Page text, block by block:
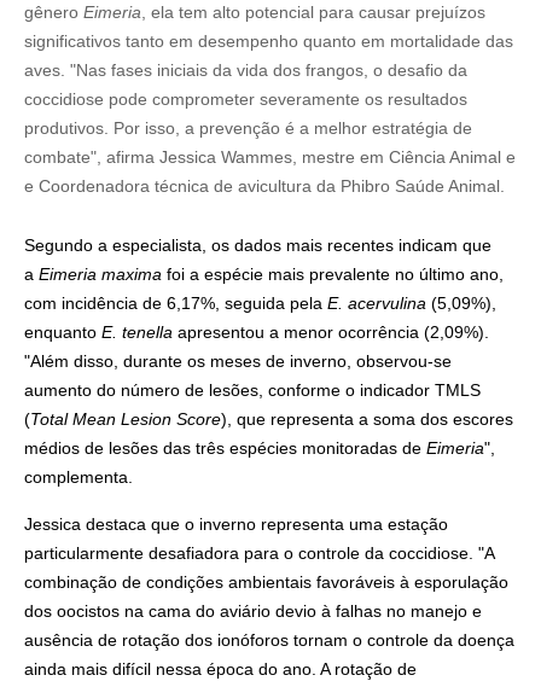
gênero Eimeria , ela tem alto potencial para causar prejuízos
significativos tanto em desempenho quanto em mortalidade das
aves. "Nas fases iniciais da vida dos frangos, o desafio da
coccidiose pode comprometer severamente os resultados
produtivos. Por isso, a prevenção é a melhor estratégia de
combate", afirma Jessica Wammes, mestre em Ciência Animal e
e Coordenadora técnica de avicultura da Phibro Saúde Animal.
Segundo a especialista, os dados mais recentes indicam que
a Eimeria maxima foi a espécie mais prevalente no último ano,
com incidência de 6,17%, seguida pela E. acervulina (5,09%),
enquanto E. tenella apresentou a menor ocorrência (2,09%).
"Além disso, durante os meses de inverno, observou-se
aumento do número de lesões, conforme o indicador TMLS
(Total Mean Lesion Score), que representa a soma dos escores
médios de lesões das três espécies monitoradas de Eimeria",
complementa.
Jessica destaca que o inverno representa uma estação
particularmente desafiadora para o controle da coccidiose. "A
combinação de condições ambientais favoráveis à esporulação
dos oocistos na cama do aviário devio à falhas no manejo e
ausência de rotação dos ionóforos tornam o controle da doença
ainda mais difícil nessa época do ano. A rotação de